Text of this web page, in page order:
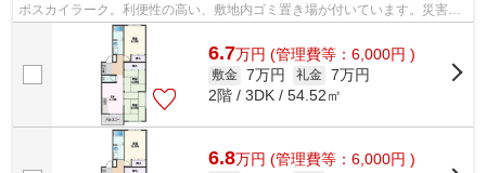
ポスカイラーク。利便性の高い、敷地内ゴミ置き場が付いています。災害に
対する備えを考えるなら、耐久性のあ...
6.7万円 (管理費等：6,000円 )
敷金 7万円 礼金 7万円
2階 / 3DK / 54.52㎡
6.8万円 (管理費等：6,000円 )